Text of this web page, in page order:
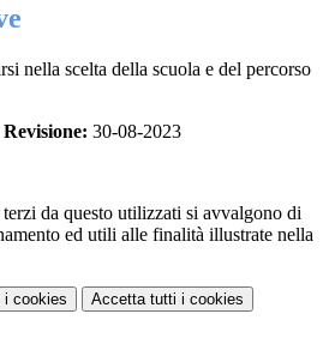
nella scelta della scuola e del percorso
Revisione: 30-08-2023
da questo utilizzati si avvalgono di
ed utili alle finalità illustrate nella
i cookies Accetta tutti i cookies